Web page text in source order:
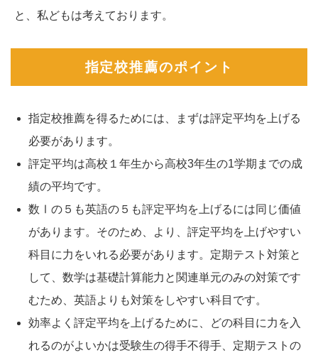
と、私どもは考えております。
指定校推薦のポイント
指定校推薦を得るためには、まずは評定平均を上げる
必要があります。
評定平均は高校１年生から高校3年生の1学期までの成
績の平均です。
数Ⅰの５も英語の５も評定平均を上げるには同じ価値
があります。そのため、より、評定平均を上げやすい
科目に力をいれる必要があります。定期テスト対策と
して、数学は基礎計算能力と関連単元のみの対策です
むため、英語よりも対策をしやすい科目です。
効率よく評定平均を上げるために、どの科目に力を入
れるのがよいかは受験生の得手不得手、定期テストの